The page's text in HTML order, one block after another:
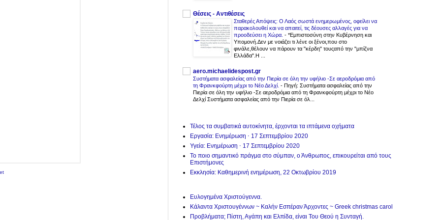
Θέσεις - Αντιθέσεις
Σταθερές Απόψεις: Ο Λαός σωστά ενημερωμένος, οφείλει να
παρακολουθεί και να απαιτεί, τις δέουσες αλλαγές για να
προοδεύσει η Χώρα. - *Εμπιστοσύνη στην Κυβέρνηση και
Υπομονή.Δεν με νοιάζει τι λένε οι ξένοι,που στο
φινάλε,θέλουν να πάρουν τα "κέρδη" τουςαπό την "μπίζνα
Ελλάδα".Η ...
aero.michaelidespost.gr
Συστήματα ασφαλείας από την Πιερία σε όλη την υφήλιο -Σε αεροδρόμια από
τη Φρανκφούρτη μέχρι το Νέο Δελχί. - Πηγή: Συστήματα ασφαλείας από την
Πιερία σε όλη την υφήλιο -Σε αεροδρόμια από τη Φρανκφούρτη μέχρι το Νέο
Δελχί Συστήματα ασφαλείας από την Πιερία σε όλ...
Τέλος τα συμβατικά αυτοκίνητα, έρχονται τα ιπτάμενα οχήματα
Εργασία: Ενημέρωση ⋅ 17 Σεπτεμβρίου 2020
Υγεία: Ενημέρωση ⋅ 17 Σεπτεμβρίου 2020
Το ποιο σημαντικό πράγμα στο σύμπαν, ο Άνθρωπος, επικουρείται από τους
Επιστήμονες
Εκκλησία: Καθημερινή ενημέρωση, 22 Οκτωβρίου 2019
Ευλογημένα Χριστούγεννα.
Κάλαντα Χριστουγέννων ~ Καλήν Εσπέραν Άρχοντες ~ Greek christmas carol
Προβλήματα; Πίστη, Αγάπη και Ελπίδα, είναι Του Θεού η Συνταγή.